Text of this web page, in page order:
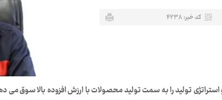
کد خبر: ۴۲۳۸
تولید را به سمت تولید محصولات با ارزش افزوده بالا سوق می